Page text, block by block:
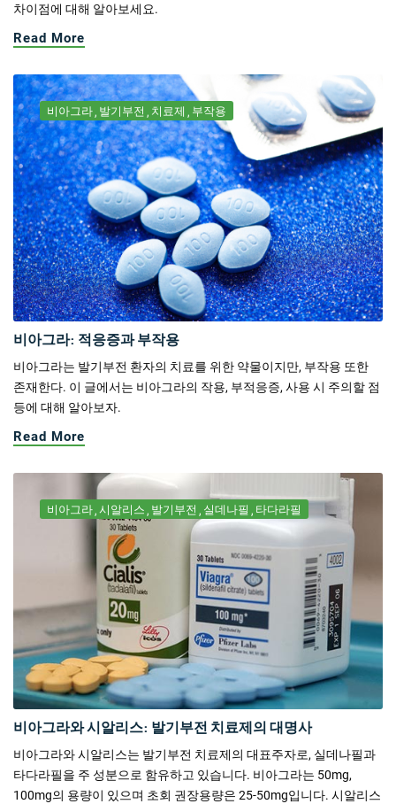
차이점에 대해 알아보세요.
Read More
비아그라 발기부전 치료제 부작용
비아그라: 적응증과 부작용
비아그라는 발기부전 환자의 치료를 위한 약물이지만, 부작용 또한
존재한다. 이 글에서는 비아그라의 작용, 부적응증, 사용 시 주의할 점
등에 대해 알아보자.
Read More
비아그라 시알리스 발기부전 실데나필 타다라필
비아그라와 시알리스: 발기부전 치료제의 대명사
비아그라와 시알리스는 발기부전 치료제의 대표주자로, 실데나필과
타다라필을 주 성분으로 함유하고 있습니다. 비아그라는 50mg,
100mg의 용량이 있으며 초회 권장용량은 25-50mg입니다. 시알리스